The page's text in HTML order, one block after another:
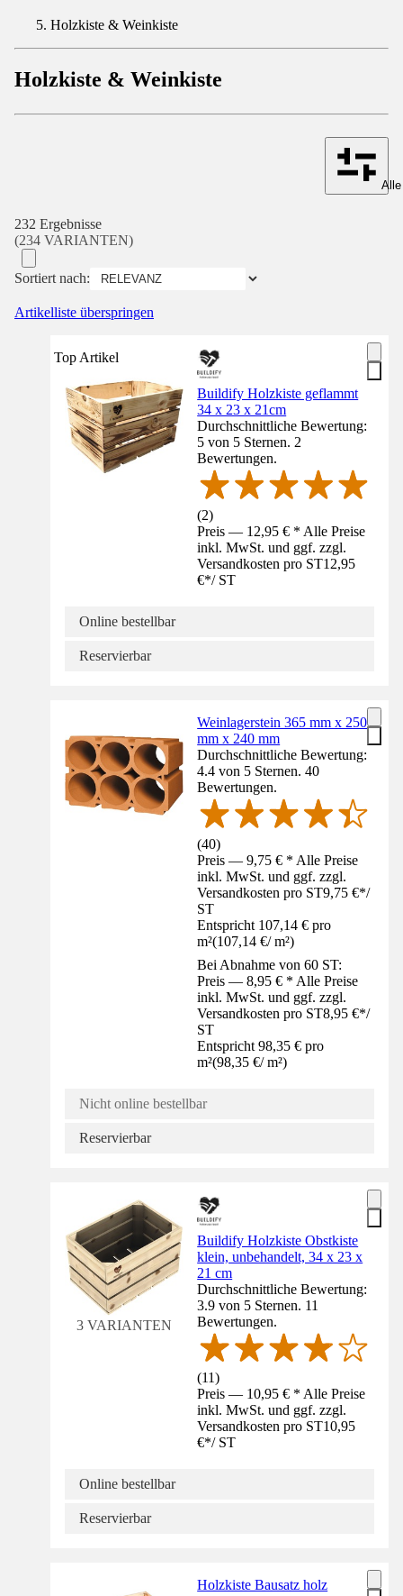
Holzkiste & Weinkiste
Holzkiste & Weinkiste
232 Ergebnisse
(234 VARIANTEN)
Sortiert nach:
Artikelliste überspringen
Top Artikel
Buildify Holzkiste geflammt
34 x 23 x 21cm
Durchschnittliche Bewertung:
5 von 5 Sternen. 2
Bewertungen.
(2)
Preis — 12,95 € * Alle Preise
inkl. MwSt. und ggf. zzgl.
Versandkosten pro ST12,95
€*/ ST
Online bestellbar
Reservierbar
Weinlagerstein 365 mm x 250
mm x 240 mm
Durchschnittliche Bewertung:
4.4 von 5 Sternen. 40
Bewertungen.
(40)
Preis — 9,75 € * Alle Preise
inkl. MwSt. und ggf. zzgl.
Versandkosten pro ST9,75 €*/
ST
Entspricht 107,14 € pro
m²(107,14 €/ m²)
Bei Abnahme von 60 ST:
Preis — 8,95 € * Alle Preise
inkl. MwSt. und ggf. zzgl.
Versandkosten pro ST8,95 €*/
ST
Entspricht 98,35 € pro
m²(98,35 €/ m²)
Nicht online bestellbar
Reservierbar
3 VARIANTEN
Buildify Holzkiste Obstkiste
klein, unbehandelt, 34 x 23 x
21 cm
Durchschnittliche Bewertung:
3.9 von 5 Sternen. 11
Bewertungen.
(11)
Preis — 10,95 € * Alle Preise
inkl. MwSt. und ggf. zzgl.
Versandkosten pro ST10,95
€*/ ST
Online bestellbar
Reservierbar
Holzkiste Bausatz holz